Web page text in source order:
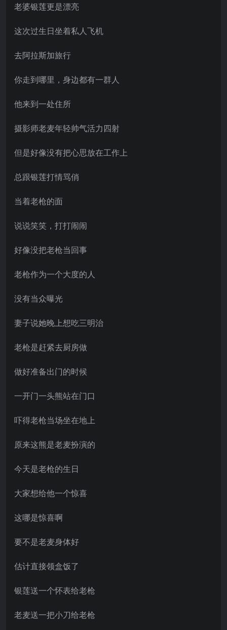
老婆银莲更是漂亮
这次过生日坐着私人飞机
去阿拉斯加旅行
你走到哪里，身边都有一群人
他来到一处住所
摄影师老麦年轻帅气活力四射
但是好像没有把心思放在工作上
总跟银莲打情骂俏
当着老枪的面
说说笑笑，打打闹闹
好像没把老枪当回事
老枪作为一个大度的人
没有当众曝光
妻子说她晚上想吃三明治
老枪是赶紧去厨房做
做好准备出门的时候
一开门一头熊站在门口
吓得老枪当场坐在地上
原来这熊是老麦扮演的
今天是老枪的生日
大家想给他一个惊喜
这哪是惊喜啊
要不是老麦身体好
估计直接领盒饭了
银莲送一个怀表给老枪
老麦送一把小刀给老枪